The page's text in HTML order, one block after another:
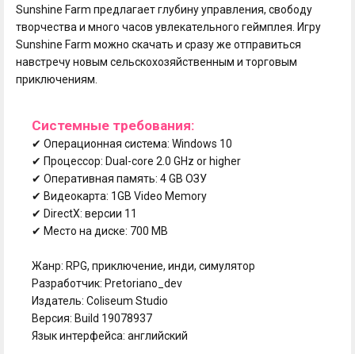
Sunshine Farm предлагает глубину управления, свободу
творчества и много часов увлекательного геймплея. Игру
Sunshine Farm можно скачать и сразу же отправиться
навстречу новым сельскохозяйственным и торговым
приключениям.
Системные требования:
✔ Операционная система: Windows 10
✔ Процессор: Dual-core 2.0 GHz or higher
✔ Оперативная память: 4 GB ОЗУ
✔ Видеокарта: 1GB Video Memory
✔ DirectX: версии 11
✔ Место на диске: 700 MB
Жанр: RPG, приключение, инди, симулятор
Разработчик: Pretoriano_dev
Издатель: Coliseum Studio
Версия: Build 19078937
Язык интерфейса: английский